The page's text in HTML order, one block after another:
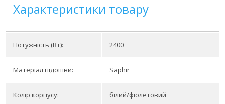
Характеристики товару
Потужність (Вт): 2400
Матеріал підошви: Saphir
Колір корпусу: білий/фіолетовий